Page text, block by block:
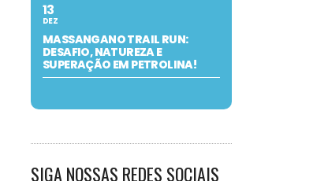
13
DEZ
MASSANGANO TRAIL RUN:
DESAFIO, NATUREZA E
SUPERAÇÃO EM PETROLINA!
SIGA NOSSAS REDES SOCIAIS